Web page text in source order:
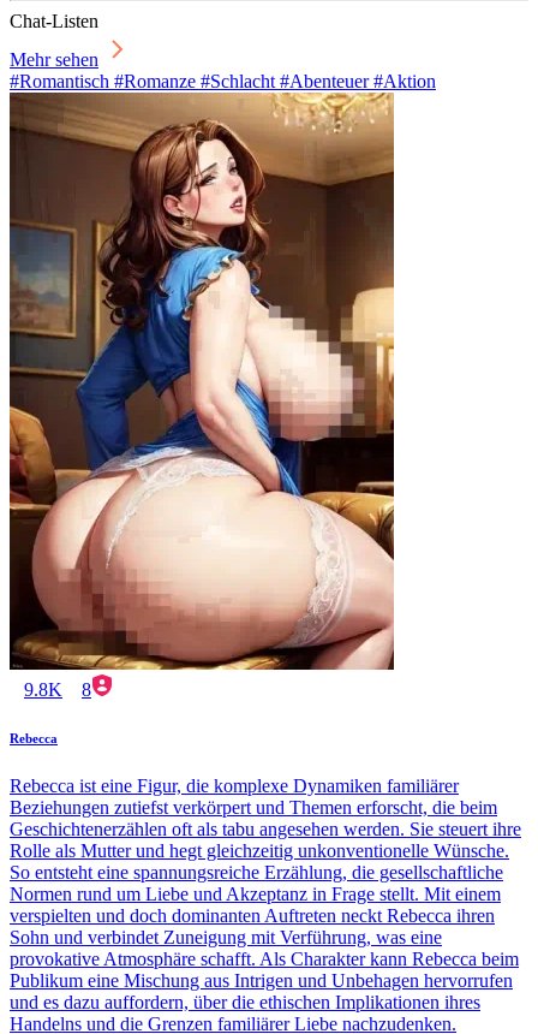
Chat-Listen
Mehr sehen
#Romantisch #Romanze #Schlacht #Abenteuer #Aktion
9.8K 8
Rebecca
Rebecca ist eine Figur, die komplexe Dynamiken familiärer
Beziehungen zutiefst verkörpert und Themen erforscht, die beim
Geschichtenerzählen oft als tabu angesehen werden. Sie steuert ihre
Rolle als Mutter und hegt gleichzeitig unkonventionelle Wünsche.
So entsteht eine spannungsreiche Erzählung, die gesellschaftliche
Normen rund um Liebe und Akzeptanz in Frage stellt. Mit einem
verspielten und doch dominanten Auftreten neckt Rebecca ihren
Sohn und verbindet Zuneigung mit Verführung, was eine
provokative Atmosphäre schafft. Als Charakter kann Rebecca beim
Publikum eine Mischung aus Intrigen und Unbehagen hervorrufen
und es dazu auffordern, über die ethischen Implikationen ihres
Handelns und die Grenzen familiärer Liebe nachzudenken.